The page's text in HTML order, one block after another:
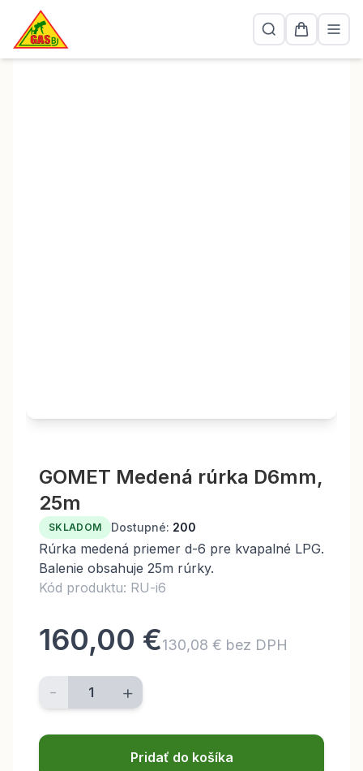
GOMET Medená rúrka D6mm,
25m
SKLADOM Dostupné: 200
Rúrka medená priemer d-6 pre kvapalné LPG.
Balenie obsahuje 25m rúrky.
Kód produktu: RU-i6
160,00 €130,08 € bez DPH
- +
Pridať do košíka